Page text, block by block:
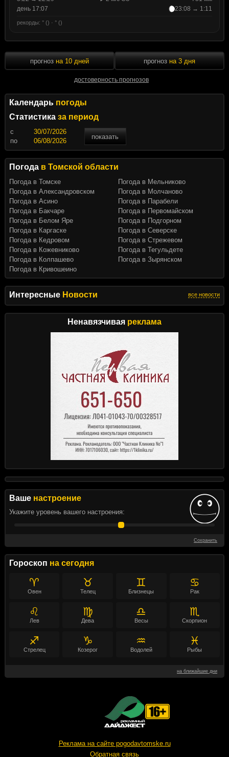
Интересные Новости все новости
Ненавязчивая реклама
Ваше настроение
Укажите уровень вашего настроения:
Сохранить
Гороскоп на сегодня
♈
Овен
♉
Телец
♊
Близнецы
♋
Рак
♌
Лев
♍
Дева
♎
Весы
♏
Скорпион
♐
Стрелец
♑
Козерог
♒
Водолей
♓
Рыбы
на ближайшие дни
день 17:07
23:08 → 1:11
рекорды: ° () · ° ()
прогноз на 10 дней
достоверность прогнозов
прогноз на 3 дня
Календарь погоды
Статистика за период
c
показать
по
Погода в Томской области
Погода в Томске
Погода в Александровском
Погода в Асино
Погода в Бакчаре
Погода в Белом Яре
Погода в Каргаске
Погода в Кедровом
Погода в Кожевниково
Погода в Колпашево
Погода в Кривошеино
Погода в Мельниково
Погода в Молчаново
Погода в Парабели
Погода в Первомайском
Погода в Подгорном
Погода в Северске
Погода в Стрежевом
Погода в Тегульдете
Погода в Зырянском
Реклама на сайте pogodavtomske.ru
Обратная связь